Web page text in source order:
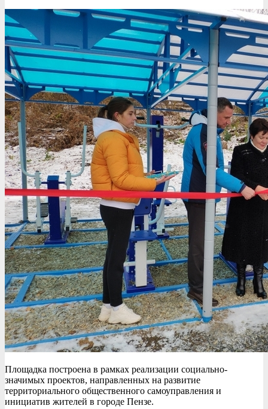
Площадка построена в рамках реализации социально-
значимых проектов, направленных на развитие
территориального общественного самоуправления и
инициатив жителей в городе Пензе.